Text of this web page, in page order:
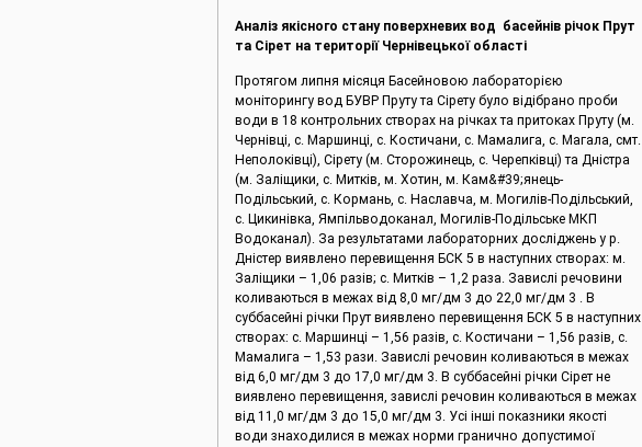
Аналіз якісного стану поверхневих вод басейнів річок Прут
та Сірет на території Чернівецької області
Протягом липня місяця Басейновою лабораторією
моніторингу вод БУВР Пруту та Сірету було відібрано проби
води в 18 контрольних створах на річках та притоках Пруту (м.
Чернівці, c. Маршинці, с. Костичани, с. Мамалига, с. Магала, смт.
Неполоківці), Сірету (м. Сторожинець, с. Черепківці) та Дністра
(м. Заліщики, с. Митків, м. Хотин, м. Кам&#39;янець-
Подільський, с. Кормань, с. Наславча, м. Могилів-Подільський,
с. Цикинівка, Ямпільводоканал, Могилів-Подільське МКП
Водоканал). За результатами лабораторних досліджень у р.
Дністер виявлено перевищення БСК 5 в наступних створах: м.
Заліщики – 1,06 разів; с. Митків – 1,2 раза. Завислі речовини
коливаються в межах від 8,0 мг/дм 3 до 22,0 мг/дм 3 . В
суббасейні річки Прут виявлено перевищення БСК 5 в наступних
створах: c. Маршинці – 1,56 разів, с. Костичани – 1,56 разів, с.
Мамалига – 1,53 рази. Завислі речовин коливаються в межах
від 6,0 мг/дм 3 до 17,0 мг/дм 3. В суббасейні річки Сірет не
виявлено перевищення, завислі речовин коливаються в межах
від 11,0 мг/дм 3 до 15,0 мг/дм 3. Усі інші показники якості
води знаходилися в межах норми гранично допустимої